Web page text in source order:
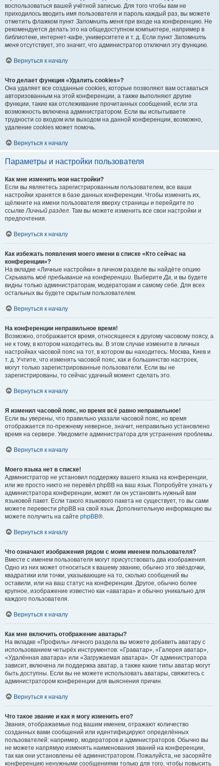
воспользоваться вашей учётной записью. Для того чтобы вам не
приходилось вводить имя пользователя и пароль каждый раз, вы можете
отметить флажком пункт Запомнить меня при входе на конференцию. Не
рекомендуется делать это на общедоступном компьютере, например в
библиотеке, интернет-кафе, университете и т. д. Если пункт Запомнить
меня отсутствует, это значит, что администратор отключил эту функцию.
Вернуться к началу
Что делает функция «Удалить cookies»?
Она удаляет все созданные cookies, которые позволяют вам оставаться
авторизованным на этой конференции, а также выполняют другие
функции, такие как отслеживание прочитанных сообщений, если эта
возможность включена администратором. Если вы испытываете
трудности со входом или выходом на данной конференции, возможно,
удаление cookies может помочь.
Вернуться к началу
Параметры и настройки пользователя
Как мне изменить мои настройки?
Если вы являетесь зарегистрированным пользователем, все ваши
настройки хранятся в базе данных конференции. Чтобы изменить их,
щёлкните на имени пользователя вверху страницы и перейдите по
ссылкеЛичный раздел. Там вы можете изменить все свои настройки и
предпочтения.
Вернуться к началу
Как избежать появления моего имени в списке «Кто сейчас на
конференции»?
На вкладке «Личные настройки» в личном разделе вы найдёте опцию
Скрывать моё пребывание на конференции. ВыберитеДа, и вы будете
видны только администраторам, модераторам и самому себе. Для всех
остальных вы будете скрытым пользователем.
Вернуться к началу
На конференции неправильное время!
Возможно, отображается время, относящееся к другому часовому поясу, а
не к тому, в котором находитесь вы. В этом случае измените в личных
настройках часовой пояс на тот, в котором вы находитесь: Москва, Киев и
т. д. Учтите, что изменять часовой пояс, как и большинство настроек,
могут только зарегистрированные пользователи. Если вы не
зарегистрированы, то сейчас удачный момент сделать это.
Вернуться к началу
Я изменил часовой пояс, но время всё равно неправильное!
Если вы уверены, что правильно указали часовой пояс, но время
отображается по-прежнему неверное, значит, неправильно установлено
время на сервере. Уведомите администратора для устранения проблемы.
Вернуться к началу
Моего языка нет в списке!
Администратор не установил поддержку вашего языка на конференции,
или же просто никто не перевёл phpBB на ваш язык. Попробуйте узнать у
администратора конференции, может ли он установить нужный вам
языковой пакет. Если такого языкового пакета не существует, то вы сами
можете перевести phpBB на свой язык. Дополнительную информацию вы
можете получить на сайте phpBB®.
Вернуться к началу
Что означают изображения рядом с моим именем пользователя?
Вместе с именем пользователя могут присутствовать два изображения.
Одно из них может относиться к вашему званию, обычно это звёздочки,
квадратики или точки, указывающие на то, сколько сообщений вы
оставили, или на ваш статус на конференции. Другое, обычно более
крупное, изображение известно как «аватара» и обычно уникально для
каждого пользователя.
Вернуться к началу
Как мне включить отображение аватары?
На вкладке «Профиль» личного раздела вы можете добавить аватару с
использованием четырёх инструментов: «Граватар», «Галерея аватар»,
«Удалённая аватара» или «Загружаемая аватара». От администратора
зависит, включена ли поддержка аватар, а также какие типы аватар могут
быть доступны. Если вы не можете использовать аватары, свяжитесь с
администратором конференции для выяснения причин.
Вернуться к началу
Что такое звание и как я могу изменить его?
Звания, отображаемые под вашим именем, отражают количество
созданных вами сообщений или идентифицируют определённых
пользователей: например, модераторов и администраторов. Обычно вы
не можете напрямую изменять наименования званий на конференции,
так как они установлены её администратором. Пожалуйста, не засоряйте
конференцию ненужными сообщениями только для того, чтобы повысить